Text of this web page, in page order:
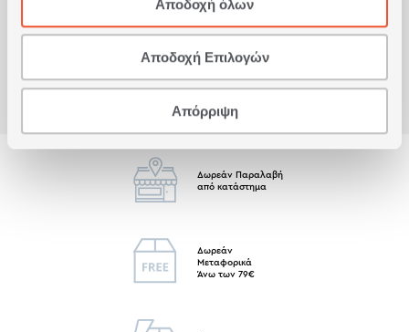
Αποδοχή όλων
Αποδοχή Επιλογών
Απόρριψη
Δωρεάν Παραλαβή
από κατάστημα
Δωρεάν
Μεταφορικά
Άνω των 79€